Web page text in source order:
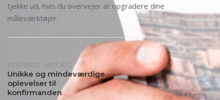
tjekke ud, hvis du overvejer at opgradere dine
måleværktøjer.
Indlægs
navigation
FORRIGE INDLÆG
Unikke og mindeværdige
oplevelser til
konfirmanden